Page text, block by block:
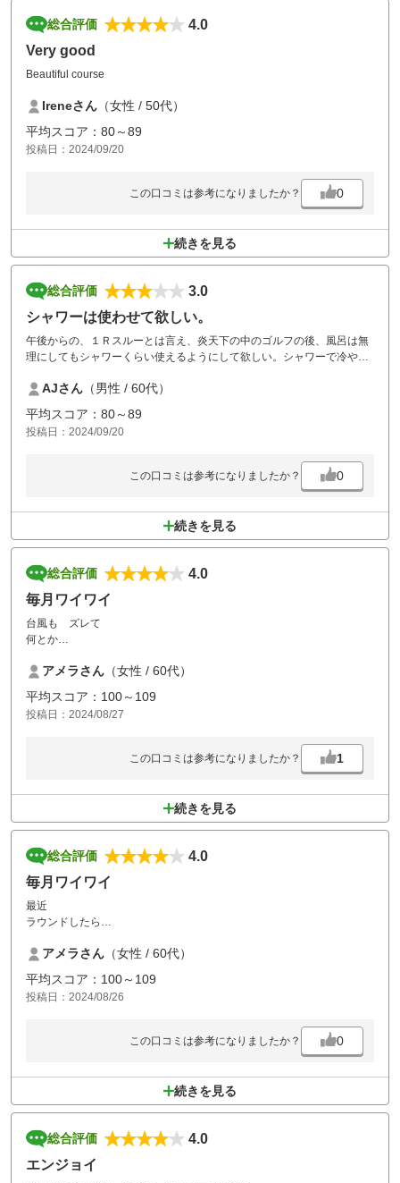
総合評価
4.0
Very good
Beautiful course
Ireneさん （女性 / 50代）
平均スコア：80～89
投稿日：2024/09/20
この口コミは参考になりましたか？ 0
続きを見る
総合評価
3.0
シャワーは使わせて欲しい。
午後からの、１Ｒスルーとは言え、炎天下の中のゴルフの後、風呂は無
理にしてもシャワーくらい使えるようにして欲しい。シャワーで冷やさ
AJさん （男性 / 60代）
平均スコア：80～89
投稿日：2024/09/20
この口コミは参考になりましたか？ 0
続きを見る
総合評価
4.0
毎月ワイワイ
台風も ズレて
何とか
カートにクーラーも設置してくれていて、
料金は少しかかりますが、快適でした。
アメラさん （女性 / 60代）
平均スコア：100～109
投稿日：2024/08/27
この口コミは参考になりましたか？ 1
続きを見る
総合評価
4.0
毎月ワイワイ
最近
ラウンドしたら
短いなと感じました。
少し上手くなったと言う事なのかな
アメラさん （女性 / 60代）
平均スコア：100～109
投稿日：2024/08/26
この口コミは参考になりましたか？ 0
続きを見る
総合評価
4.0
エンジョイ